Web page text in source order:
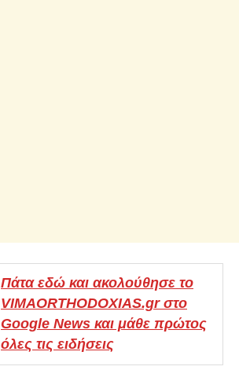
Πάτα εδώ και ακολούθησε το
VIMAORTHODOXIAS.gr στο
Google News και μάθε πρώτος
όλες τις ειδήσεις